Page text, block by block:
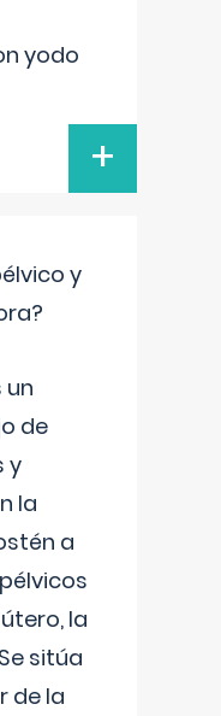
yodo
+
y
un
de
y
la
a
la
sitúa
de la